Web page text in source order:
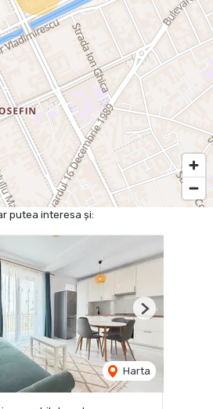
putea interesa și:
Harta
Next